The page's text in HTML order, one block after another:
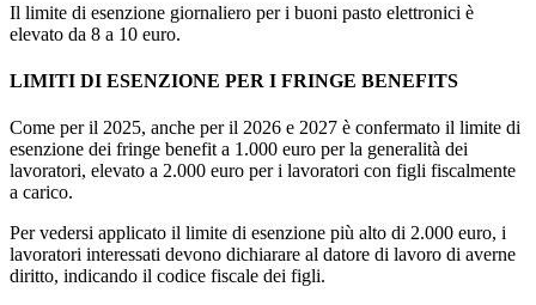
Il limite di esenzione giornaliero per i buoni pasto elettronici è
elevato da 8 a 10 euro.
LIMITI DI ESENZIONE PER I FRINGE BENEFITS
Come per il 2025, anche per il 2026 e 2027 è confermato il limite di
esenzione dei fringe benefit a 1.000 euro per la generalità dei
lavoratori, elevato a 2.000 euro per i lavoratori con figli fiscalmente
a carico.
Per vedersi applicato il limite di esenzione più alto di 2.000 euro, i
lavoratori interessati devono dichiarare al datore di lavoro di averne
diritto, indicando il codice fiscale dei figli.